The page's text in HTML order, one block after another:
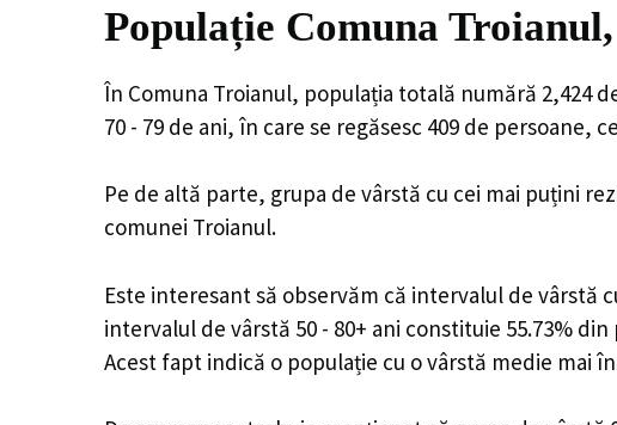
Populație Comuna
În Comuna Troianul, populația totală numără 2,424
70 - 79 de ani, în care se regăsesc 409 de
Pe de altă parte, grupa de vârstă cu cei mai puțini
comunei Troianul.
Este interesant să observăm că intervalul de vârstă
intervalul de vârstă 50 - 80+ ani constituie 55.73%
Acest fapt indică o populație cu o vârstă medie mai